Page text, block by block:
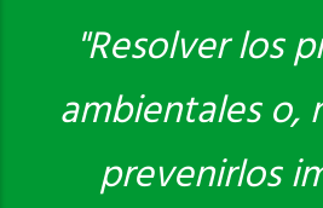
Saber más
"Resolver los
ambientales o,
prevenirlos